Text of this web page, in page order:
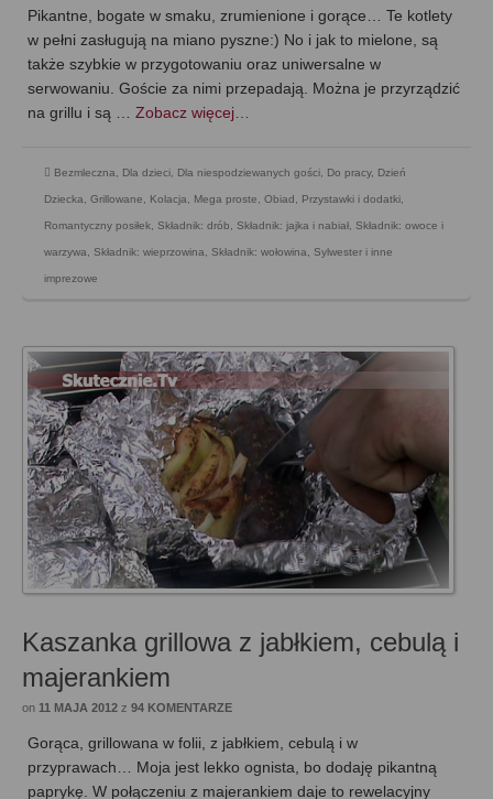
Pikantne, bogate w smaku, zrumienione i gorące… Te kotlety
w pełni zasługują na miano pyszne:) No i jak to mielone, są
także szybkie w przygotowaniu oraz uniwersalne w
serwowaniu. Goście za nimi przepadają. Można je przyrządzić
na grillu i są … Zobacz więcej…
Bezmleczna Dla dzieci Dla niespodziewanych gości Do pracy, Dzień
Dziecka Grillowane Kolacja Mega proste Obiad Przystawki i dodatki
Romantyczny posiłek Składnik: drób Składnik: jajka i nabiał Składnik: owoce i
warzywa Składnik: wieprzowina Składnik: wołowina Sylwester i inne
imprezowe
Kaszanka grillowa z jabłkiem, cebulą i
majerankiem
on 11 MAJA 2012 z 94 KOMENTARZE
Gorąca, grillowana w folii, z jabłkiem, cebulą i w
przyprawach… Moja jest lekko ognista, bo dodaję pikantną
paprykę. W połączeniu z majerankiem daje to rewelacyjny